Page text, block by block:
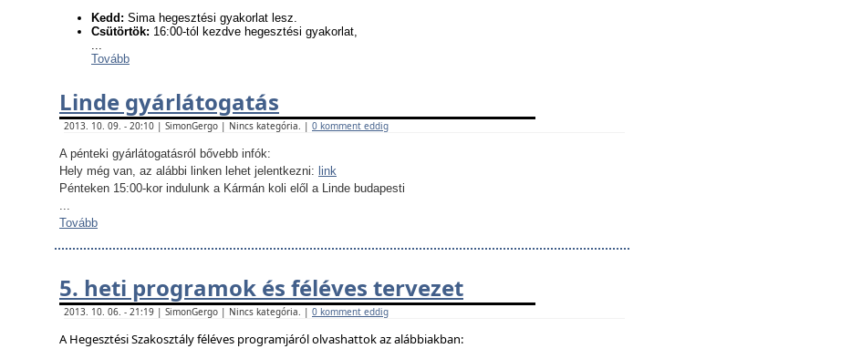
Kedd: Sima hegesztési gyakorlat lesz.
Csütörtök: 16:00-tól kezdve hegesztési gyakorlat,
...
Tovább
Linde gyárlátogatás
2013. 10. 09. - 20:10 | SimonGergo | Nincs kategória. | 0 komment eddig
A pénteki gyárlátogatásról bővebb infók:
Hely még van, az alábbi linken lehet jelentkezni: link
Pénteken 15:00-kor indulunk a Kármán koli elől a Linde budapesti
...
Tovább
5. heti programok és féléves tervezet
2013. 10. 06. - 21:19 | SimonGergo | Nincs kategória. | 0 komment eddig
A Hegesztési Szakosztály féléves programjáról olvashattok az alábbiakban: